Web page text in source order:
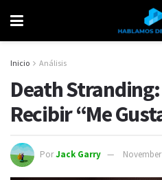
Inicio Análisis
Death Stranding:
Recibir “Me
PorJack Garry